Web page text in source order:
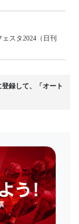
スタ2024（日刊
録して、「オート